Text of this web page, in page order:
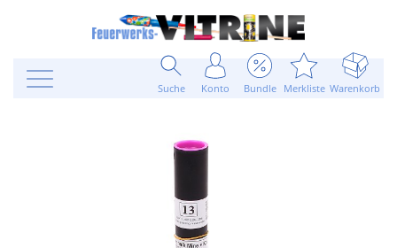
Suche Konto Bundle Merkliste Warenkorb